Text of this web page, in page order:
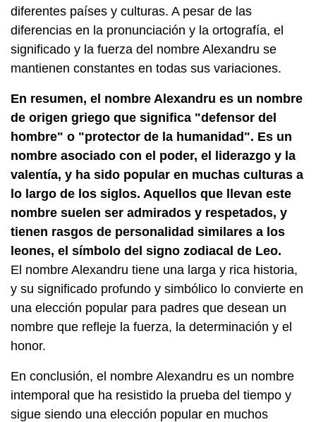
diferentes países y culturas. A pesar de las
diferencias en la pronunciación y la ortografía, el
significado y la fuerza del nombre Alexandru se
mantienen constantes en todas sus variaciones.
En resumen, el nombre Alexandru es un nombre
de origen griego que significa "defensor del
hombre" o "protector de la humanidad". Es un
nombre asociado con el poder, el liderazgo y la
valentía, y ha sido popular en muchas culturas a
lo largo de los siglos. Aquellos que llevan este
nombre suelen ser admirados y respetados, y
tienen rasgos de personalidad similares a los
leones, el símbolo del signo zodiacal de Leo.
El nombre Alexandru tiene una larga y rica historia,
y su significado profundo y simbólico lo convierte en
una elección popular para padres que desean un
nombre que refleje la fuerza, la determinación y el
honor.
En conclusión, el nombre Alexandru es un nombre
intemporal que ha resistido la prueba del tiempo y
sigue siendo una elección popular en muchos